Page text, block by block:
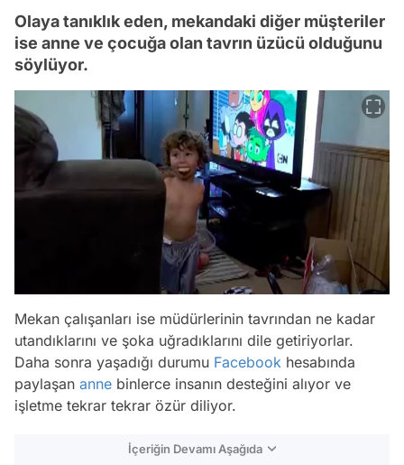
Olaya tanıklık eden, mekandaki diğer müşteriler
ise anne ve çocuğa olan tavrın üzücü olduğunu
söylüyor.
Mekan çalışanları ise müdürlerinin tavrından ne kadar
utandıklarını ve şoka uğradıklarını dile getiriyorlar.
Daha sonra yaşadığı durumu Facebook hesabında
paylaşan anne binlerce insanın desteğini alıyor ve
işletme tekrar tekrar özür diliyor.
İçeriğin Devamı Aşağıda